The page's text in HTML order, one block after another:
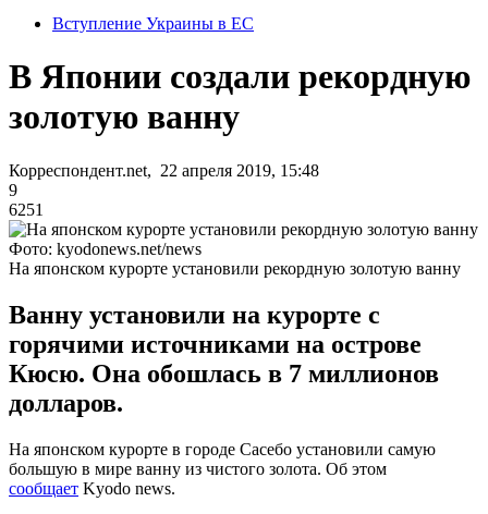
Вступление Украины в ЕС
В Японии создали рекордную
золотую ванну
Корреспондент.net, 22 апреля 2019, 15:48
9
6251
Фото: kyodonews.net/news
На японском курорте установили рекордную золотую ванну
Ванну установили на курорте с
горячими источниками на острове
Кюсю. Она обошлась в 7 миллионов
долларов.
На японском курорте в городе Сасебо установили самую
большую в мире ванну из чистого золота. Об этом
сообщает Kyodo news.